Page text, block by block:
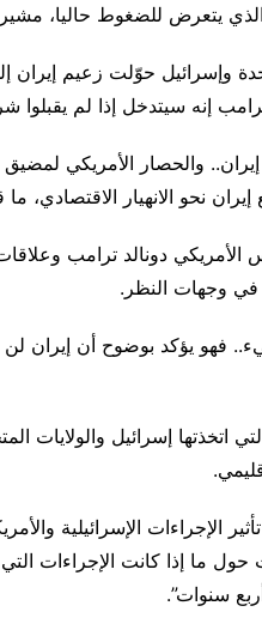
يتعرض للضغوط حاليا،
وإسرائيل حوّلت زعيم
إنه سيتدخل إذا لم يقبلوا
والحصار الأمريكي لمضيق
نحو الانهيار الاقتصادي،
دونالد ترامب وعلاقات
في وجهات النظر.
يؤكد بوضوح أن إيران لن
اتخذتها إسرائيل والولايات
الإجراءات الإسرائيلية
ما إذا كانت الإجراءات التي
سنوات”.